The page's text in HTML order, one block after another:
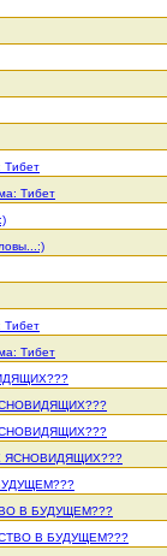
Тибет
Тибет
Тибет
Тибет
ЯСНОВИДЯЩИХ???
В БУДУЩЕМ???
В БУДУЩЕМ???